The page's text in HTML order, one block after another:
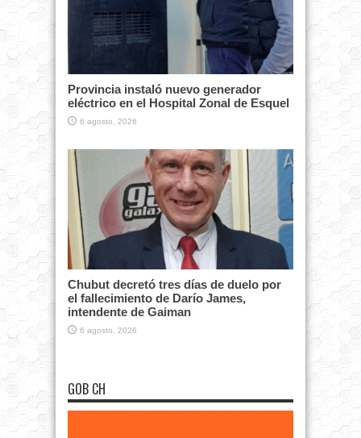
Provincia instaló nuevo generador
eléctrico en el Hospital Zonal de Esquel
6 agosto, 2026
Chubut decretó tres días de duelo por
el fallecimiento de Darío James,
intendente de Gaiman
6 agosto, 2026
GOB CH